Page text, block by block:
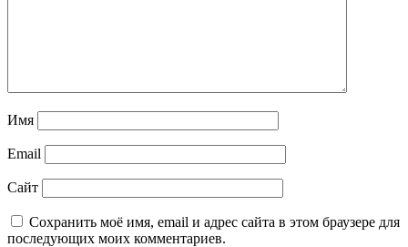
Имя
Email
Сайт
Сохранить моё имя, email и адрес сайта в этом браузере для
последующих моих комментариев.